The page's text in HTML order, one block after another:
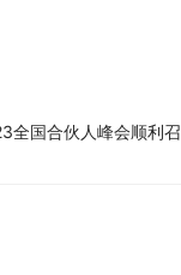
全国合伙人峰会顺利召